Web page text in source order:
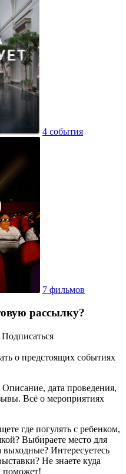
4 события
7 фильмов
рассылку?
Подписаться
о предстоящих событиях
дата проведения,
Всё о мероприятиях
где погулять с ребенком,
Выбираете место для
Интересуетесь
Не знаете куда
поможет!